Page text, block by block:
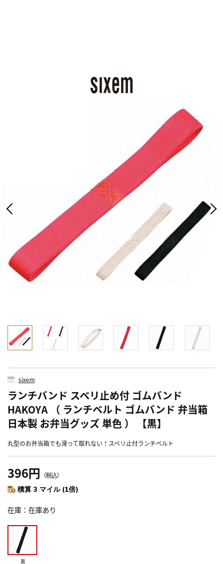
sixem
ランチバンド スベリ止め付 ゴムバンド
HAKOYA （ ランチベルト ゴムバンド 弁当箱
日本製 お弁当グッズ 単色 ） 【黒】
丸型のお弁当箱でも滑って取れない！スベリ止付ランチベルト
396円 （税込）
積算 3 マイル (1倍)
在庫 在庫あり
黒